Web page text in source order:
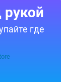
рукой
где